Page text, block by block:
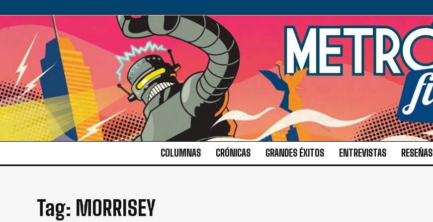
COLUMNAS CRÓNICAS GRANDES ÉXITOS ENTREVISTAS RESEÑAS
Tag: MORRISEY